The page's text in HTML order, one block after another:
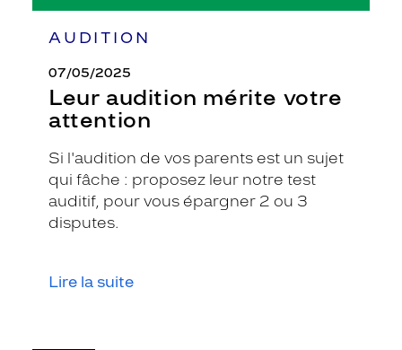
AUDITION
07/05/2025
Leur audition mérite votre
attention
Si l'audition de vos parents est un sujet
qui fâche : proposez leur notre test
auditif, pour vous épargner 2 ou 3
disputes.
Lire la suite